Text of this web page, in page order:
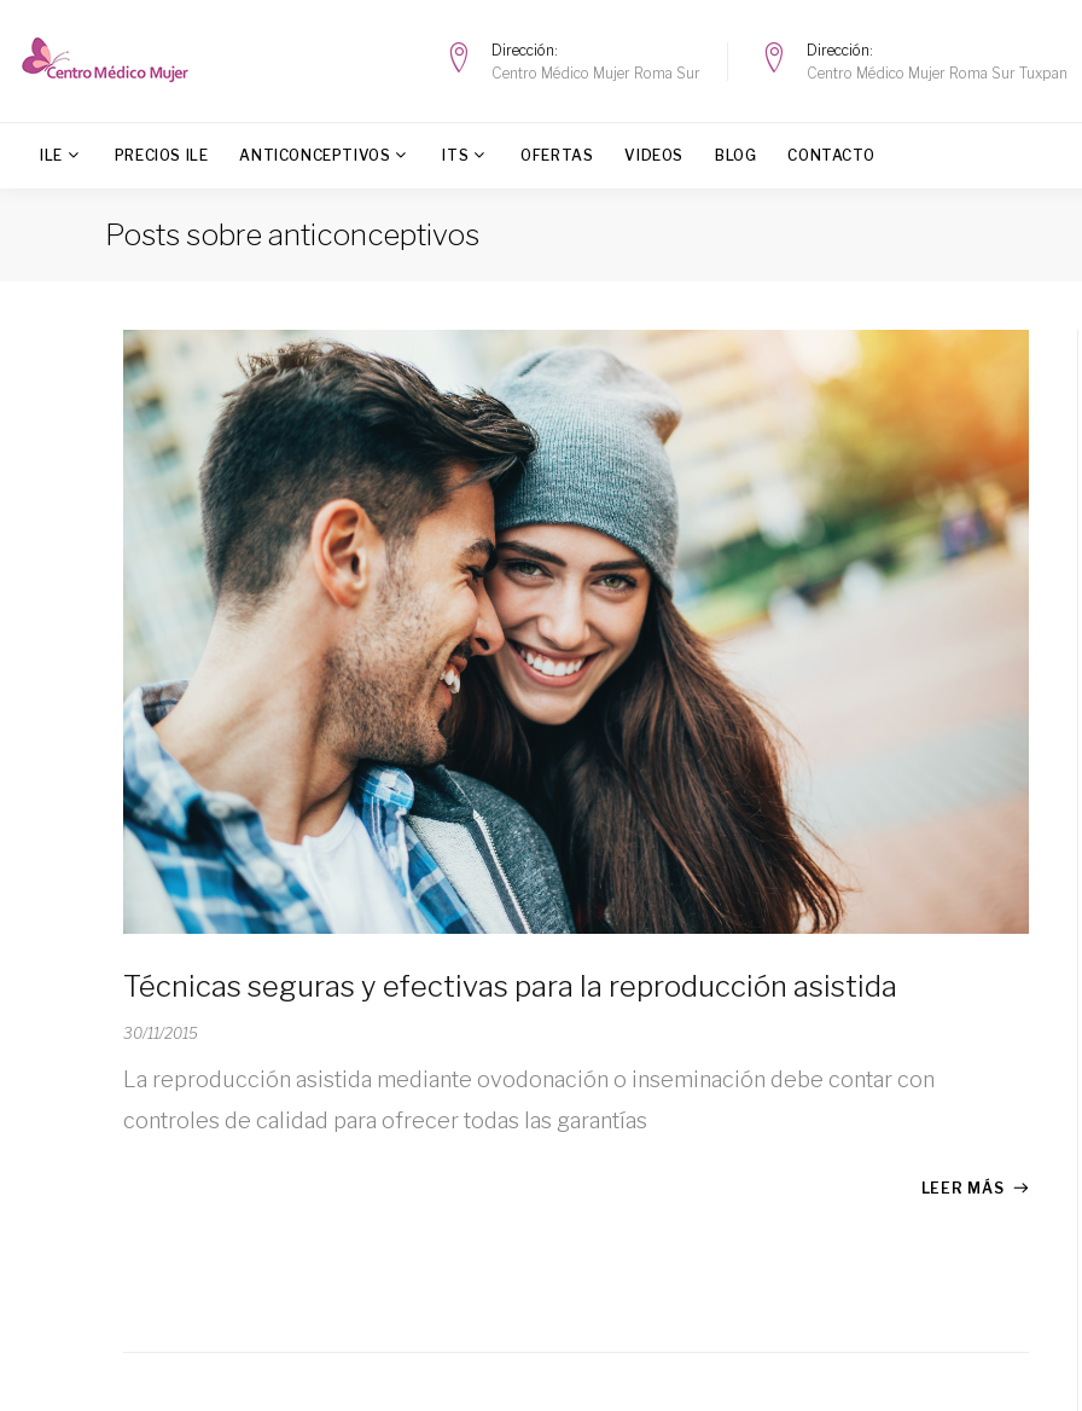
Dirección
Centro Médico Mujer Roma Sur
Dirección
Centro Médico Mujer Roma Sur Tuxpan
ILE PRECIOS ILE ANTICONCEPTIVOS ITS OFERTAS VIDEOS BLOG CONTACTO
Posts sobre anticonceptivos
Técnicas seguras y efectivas para la reproducción asistida
30/11/2015
La reproducción asistida mediante ovodonación o inseminación debe contar con
controles de calidad para ofrecer todas las garantías
LEER MÁS